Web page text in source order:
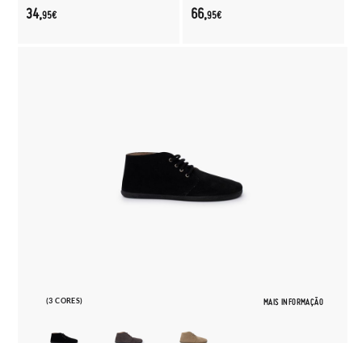
34,95€ 66,95€
(3 CORES) MAIS INFORMAÇÃO